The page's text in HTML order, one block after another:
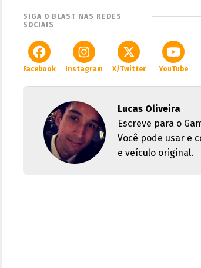
SIGA O BLAST NAS REDES
SOCIAIS
Facebook Instagram X/Twitter YouTube
Lucas Oliveira
Escreve para o
Você pode usar e
e veículo original.